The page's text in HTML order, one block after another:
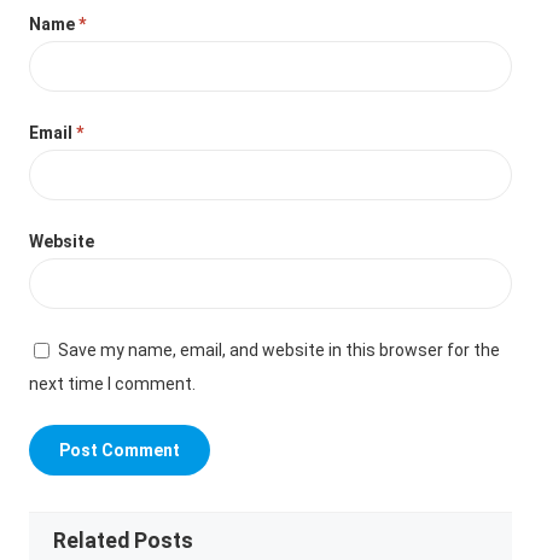
Name*
Email*
Website
Save my name, email, and website in this browser for the
next time I comment.
Related Posts